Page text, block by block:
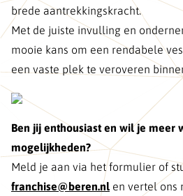
brede aantrekkingskracht.
Met de juiste invulling en
mooie kans om een rendabele
een vaste plek te veroveren
Ben jij enthousiast en wil je meer
mogelijkheden?
Meld je aan via het formulier of
franchise@beren.nl en vertel ons